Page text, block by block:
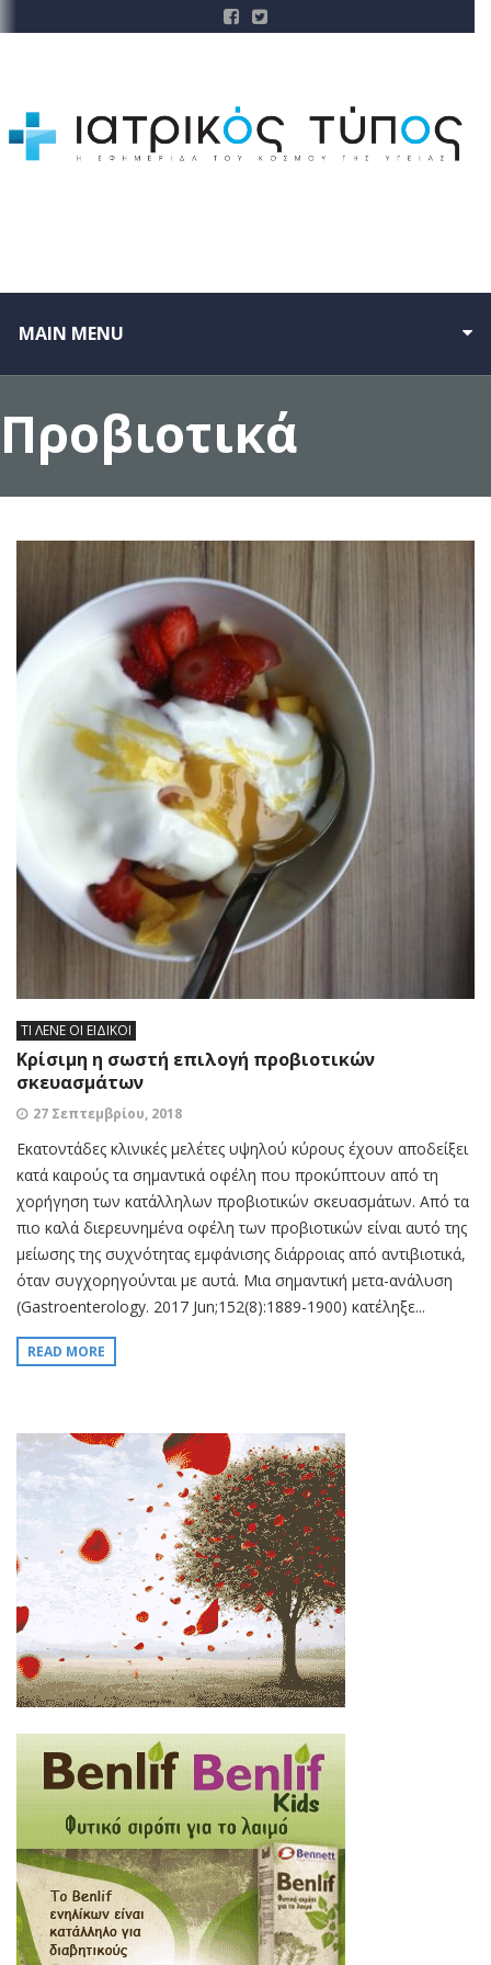
MAIN MENU
Προβιοτικά
ΤΙ ΛΕΝΕ ΟΙ ΕΙΔΙΚΟΙ
Κρίσιμη η σωστή επιλογή προβιοτικών
σκευασμάτων
27 Σεπτεμβρίου, 2018
Εκατοντάδες κλινικές μελέτες υψηλού κύρους έχουν αποδείξει
κατά καιρούς τα σημαντικά οφέλη που προκύπτουν από τη
χορήγηση των κατάλληλων προβιοτικών σκευασμάτων. Από τα
πιο καλά διερευνημένα οφέλη των προβιοτικών είναι αυτό της
μείωσης της συχνότητας εμφάνισης διάρροιας από αντιβιοτικά,
όταν συγχορηγούνται με αυτά. Μια σημαντική μετα-ανάλυση
(Gastroenterology. 2017 Jun;152(8):1889-1900) κατέληξε...
READ MORE